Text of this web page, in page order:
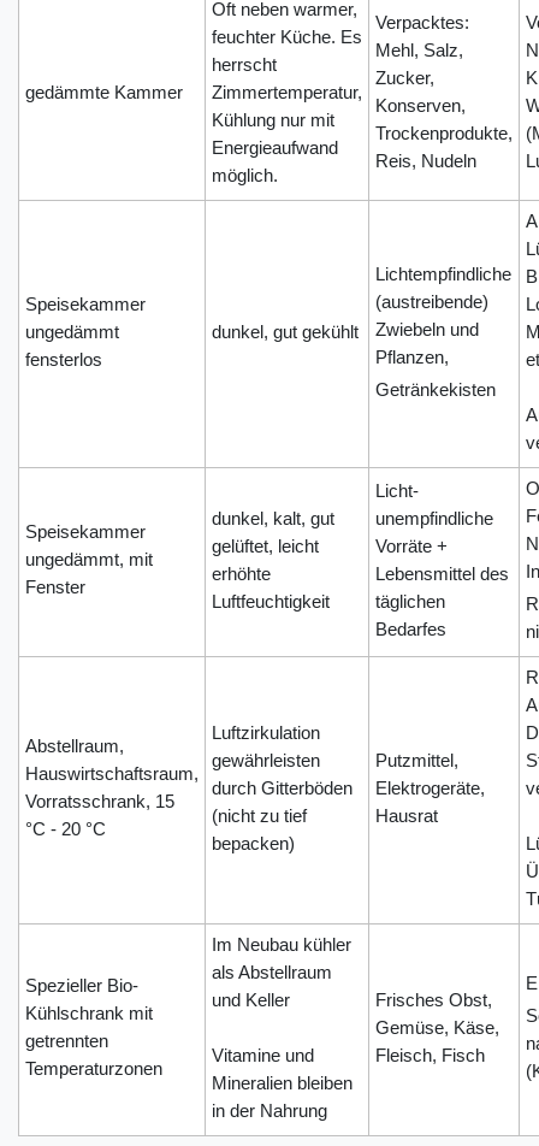
gedämmte Kammer
Oft neben warmer,
feuchter Küche. Es
herrscht
Zimmertemperatur,
Kühlung nur mit
Energieaufwand
möglich.
Verpacktes:
Mehl, Salz,
Zucker,
Konserven,
Trockenprodukte,
Reis, Nudeln
Speisekammer
ungedämmt
fensterlos
dunkel, gut gekühlt
Lichtempfindliche
(austreibende)
Zwiebeln und
Pflanzen,
Getränkekisten
Speisekammer
ungedämmt, mit
Fenster
dunkel, kalt, gut
gelüftet, leicht
erhöhte
Luftfeuchtigkeit
Licht-
unempfindliche
Vorräte +
Lebensmittel des
täglichen
Bedarfes
Abstellraum,
Hauswirtschaftsraum,
Vorratsschrank, 15
°C - 20 °C
Luftzirkulation
gewährleisten
durch Gitterböden
(nicht zu tief
bepacken)
Putzmittel,
Elektrogeräte,
Hausrat
Spezieller Bio-
Kühlschrank mit
getrennten
Temperaturzonen
Im Neubau kühler
als Abstellraum
und Keller
Vitamine und
Mineralien bleiben
in der Nahrung
Frisches Obst,
Gemüse, Käse,
Fleisch, Fisch